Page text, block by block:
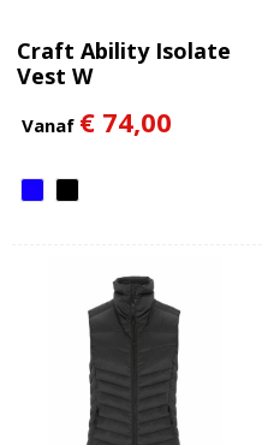
Craft Ability Isolate
Vest W
Vanaf € 74,00